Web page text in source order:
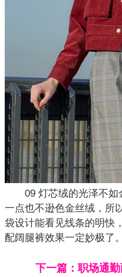
09 灯芯绒的光泽不如
一点也不逊色金丝绒，所
袋设计能看见线条的明快
配阔腿裤效果一定妙极了。
下一篇：职场通